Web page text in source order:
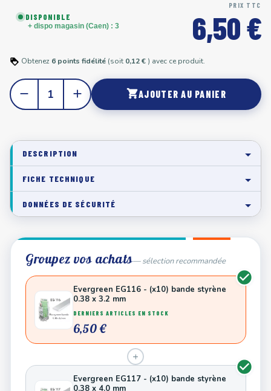
DISPONIBLE
+ dispo magasin (Caen) : 3
PRIX TTC
6,50 €
Obtenez 6 points fidélité (soit 0,12 € ) avec ce produit.
remove add shopping_cartAJOUTER AU PANIER
DESCRIPTION
FICHE TECHNIQUE
DONNÉES DE SÉCURITÉ
Groupez vos achats— sélection recommandée
Evergreen EG116 - (x10) bande styrène
0.38 x 3.2 mm
DERNIERS ARTICLES EN STOCK
6,50 €
+
Evergreen EG117 - (x10) bande styrène
0.38 x 4.0 mm